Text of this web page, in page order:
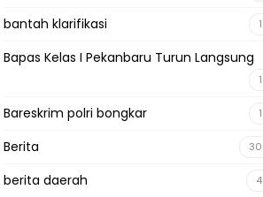
bantah klarifikasi 1
Bapas Kelas I Pekanbaru Turun Langsung
1
Bareskrim polri bongkar 1
Berita 30
berita daerah 4